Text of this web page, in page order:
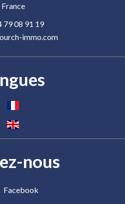
France
79 08 91 19
immo.com
nous
Facebook